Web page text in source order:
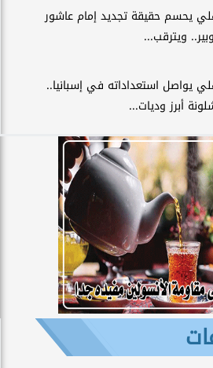
يحسم حقيقة تجديد إمام عاشور
ويترقب...
يواصل استعداداته في إسبانيا..
أبرز وديات...